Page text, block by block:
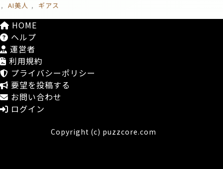
AI美人
ギアス
HOME
ヘルプ
運営者
利用規約
プライバシーポリシー
要望を投稿する
お問い合わせ
ログイン
Copyright (c) puzzcore.com